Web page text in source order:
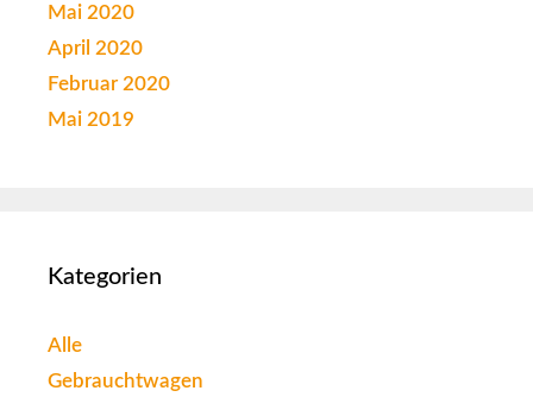
Mai 2020
April 2020
Februar 2020
Mai 2019
Kategorien
Alle
Gebrauchtwagen